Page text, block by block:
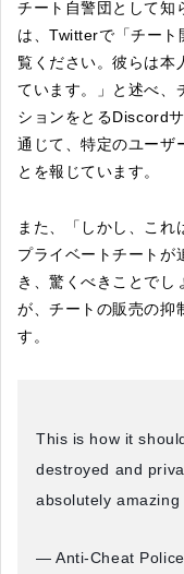
チート自警団として
は、Twitterで「チート
覧ください。彼らは本
ています。」と述べ、
ションをとるDiscord
通じて、特定のユーザ
とを報じています。
また、「しかし、これ
プライベートチートが
き、驚くべきことでし
が、チートの販売の抑
す。
This is how it
destroyed and
absolutely amazing
— Anti-Cheat